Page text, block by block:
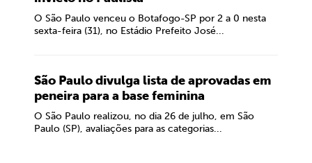
O São Paulo venceu o Botafogo-SP por 2 a 0 nesta
sexta-feira (31), no Estádio Prefeito José...
São Paulo divulga lista de aprovadas em
peneira para a base feminina
O São Paulo realizou, no dia 26 de julho, em São
Paulo (SP), avaliações para as categorias...